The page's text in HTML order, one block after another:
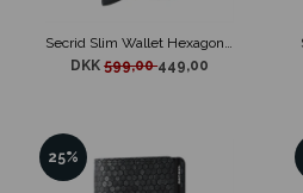
DKK599,00449,00
25%